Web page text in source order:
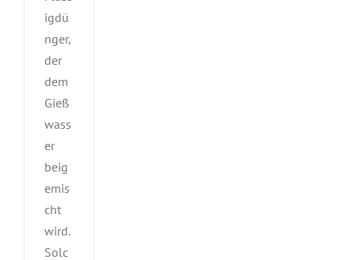
igdü
nger,
der
dem
Gieß
wass
er
beig
emis
cht
wird.
Solc